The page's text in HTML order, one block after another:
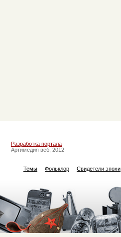
Разработка портала
Артимедия веб, 2012
Темы Фольклор Свидетели эпохи